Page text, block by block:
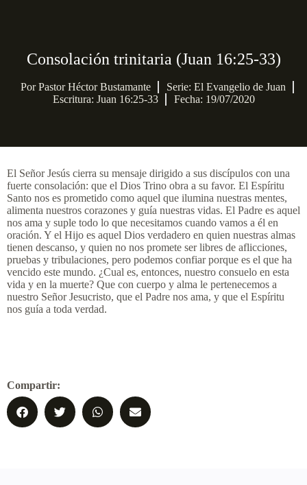
Consolación trinitaria (Juan 16:25-33)
PorPastor Héctor Bustamante Serie: El Evangelio de Juan
Escritura: Juan 16:25-33
Fecha: 19/07/2020
El Señor Jesús cierra su mensaje dirigido a sus discípulos con una
fuerte consolación: que el Dios Trino obra a su favor. El Espíritu
Santo nos es prometido como aquel que ilumina nuestras mentes,
alimenta nuestros corazones y guía nuestras vidas. El Padre es aquel
nos ama y suple todo lo que necesitamos cuando vamos a él en
oración. Y el Hijo es aquel Dios verdadero en quien nuestras almas
tienen descanso, y quien no nos promete ser libres de aflicciones,
pruebas y tribulaciones, pero podemos confiar porque es el que ha
vencido este mundo. ¿Cual es, entonces, nuestro consuelo en esta
vida y en la muerte? Que con cuerpo y alma le pertenecemos a
nuestro Señor Jesucristo, que el Padre nos ama, y que el Espíritu
nos guía a toda verdad.
Compartir: